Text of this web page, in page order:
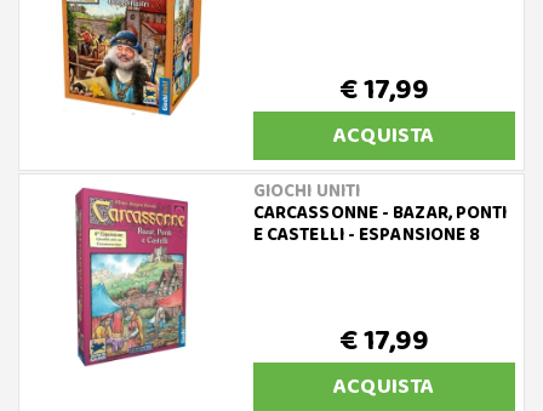
€ 17,99
ACQUISTA
GIOCHI UNITI
CARCASSONNE - BAZAR, PONTI
E CASTELLI - ESPANSIONE 8
€ 17,99
ACQUISTA